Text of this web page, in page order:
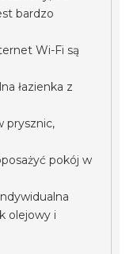
bardzo
Wi-Fi są
łazienka z
prysznic,
pokój w
olejowy i